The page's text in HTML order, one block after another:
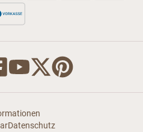
Datenschutz